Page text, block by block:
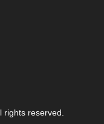
reserved.